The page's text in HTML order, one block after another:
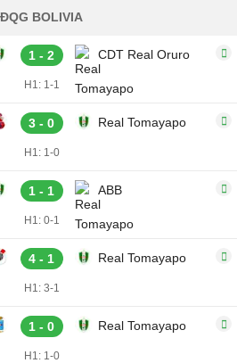
BOLIVIA
1 - 2 CDT Real Oruro
H1: 1-1
3 - 0 Real Tomayapo
H1: 1-0
1 - 1 ABB
H1: 0-1
4 - 1 Real Tomayapo
H1: 3-1
1 - 0 Real Tomayapo
H1: 1-0